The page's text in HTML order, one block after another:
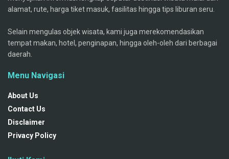
alamat, rute, harga tiket masuk, fasilitas hingga tips liburan seru.
Selain mengulas objek wisata, kami juga merekomendasikan
tempat makan, hotel, penginapan, hingga oleh-oleh dari berbagai
daerah.
Menu Navigasi
About Us
Contact Us
Disclaimer
Privacy Policy